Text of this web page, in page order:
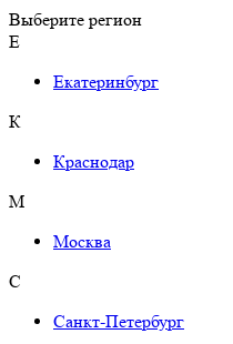
Выберите регион
Е
Екатеринбург
К
Краснодар
М
Москва
С
Санкт-Петербург